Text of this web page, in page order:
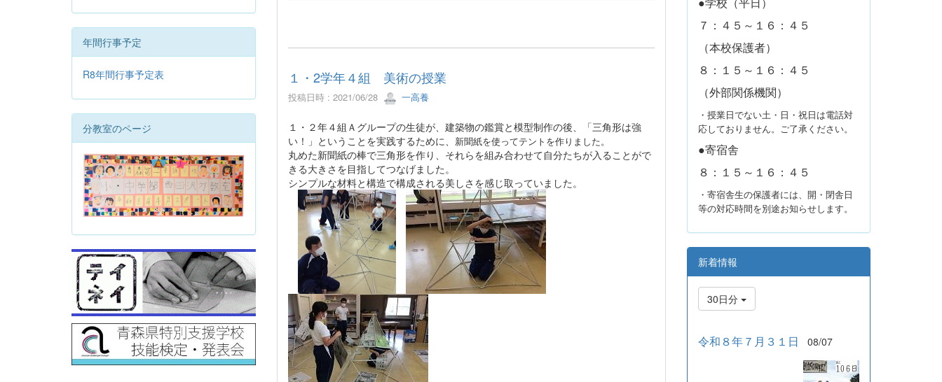
１・2学年４組 美術の授業
投稿日時 : 2021/06/28 一高養
１・２年４組Ａグループの生徒が、建築物の鑑賞と模型制作の後、「三角形は強
い！」ということを実践するために、
新聞紙を使ってテントを作りました。
丸めた新聞紙の棒で三角形を作り、それらを組み合わせて自分たちが入ることがで
きる大きさを目指してつなげました。
シンプルな材料と構造で構成される美しさを感じ取っていました。
年間行事予定
R8年間行事予定表
分教室のページ
７：４５～１６：４５
（本校保護者）
８：１５～１６：４５
（外部関係機関）
・授業日でない土・日・祝日は電話対
応しておりません。ご了承ください。
●寄宿舎
８：１５～１６：４５
・寄宿舎生の保護者には、開・閉舎日
等の対応時間を別途お知らせします。
新着情報
30日分
令和８年７月３１日 08/07